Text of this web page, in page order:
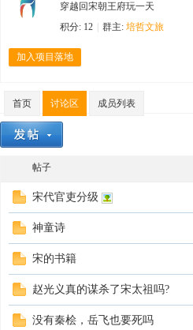
穿越回宋朝王府玩一天
积分: 12
群主: 培哲文旅
加入项目落地
首页 讨论区 成员列表
帖子
宋代官吏分级
神童诗
宋的书籍
赵光义真的谋杀了宋太祖吗?
没有秦桧，岳飞也要死吗